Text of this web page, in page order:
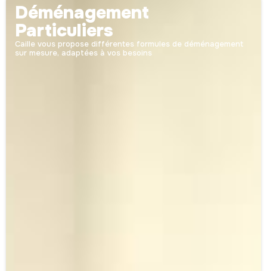
Déménagement
Particuliers
Caille vous propose différentes formules de déménagement
sur mesure, adaptées à vos besoins